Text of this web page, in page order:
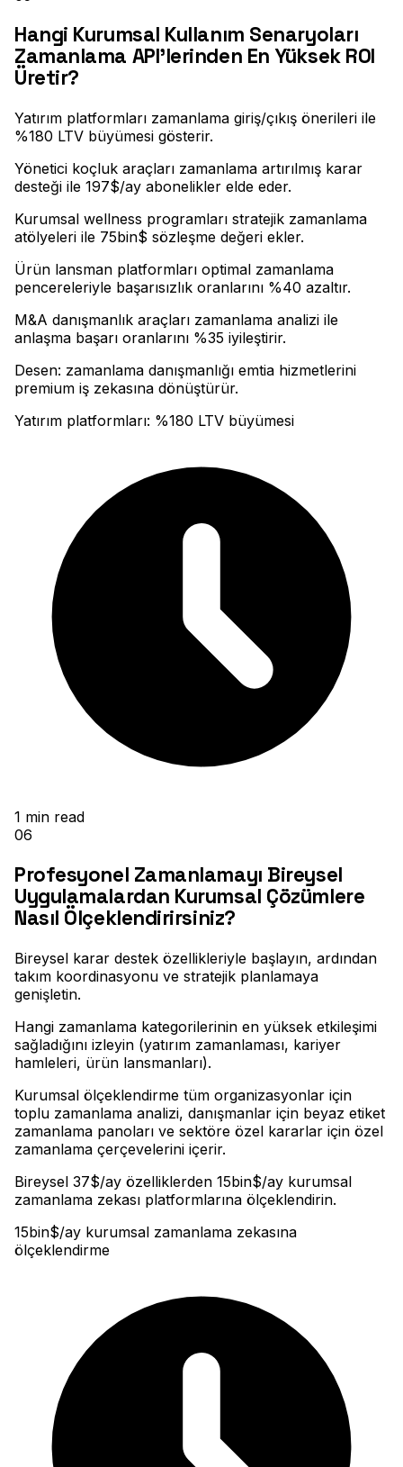
Hangi Kurumsal Kullanım Senaryoları
Zamanlama API'lerinden En Yüksek ROI
Üretir?
Yatırım platformları zamanlama giriş/çıkış önerileri ile
%180 LTV büyümesi gösterir.
Yönetici koçluk araçları zamanlama artırılmış karar
desteği ile 197$/ay abonelikler elde eder.
Kurumsal wellness programları stratejik zamanlama
atölyeleri ile 75bin$ sözleşme değeri ekler.
Ürün lansman platformları optimal zamanlama
pencereleriyle başarısızlık oranlarını %40 azaltır.
M&A danışmanlık araçları zamanlama analizi ile
anlaşma başarı oranlarını %35 iyileştirir.
Desen: zamanlama danışmanlığı emtia hizmetlerini
premium iş zekasına dönüştürür.
Yatırım platformları: %180 LTV büyümesi
1 min read
06
Profesyonel Zamanlamayı Bireysel
Uygulamalardan Kurumsal Çözümlere
Nasıl Ölçeklendirirsiniz?
Bireysel karar destek özellikleriyle başlayın, ardından
takım koordinasyonu ve stratejik planlamaya
genişletin.
Hangi zamanlama kategorilerinin en yüksek etkileşimi
sağladığını izleyin (yatırım zamanlaması, kariyer
hamleleri, ürün lansmanları).
Kurumsal ölçeklendirme tüm organizasyonlar için
toplu zamanlama analizi, danışmanlar için beyaz etiket
zamanlama panoları ve sektöre özel kararlar için özel
zamanlama çerçevelerini içerir.
Bireysel 37$/ay özelliklerden 15bin$/ay kurumsal
zamanlama zekası platformlarına ölçeklendirin.
15bin$/ay kurumsal zamanlama zekasına
ölçeklendirme